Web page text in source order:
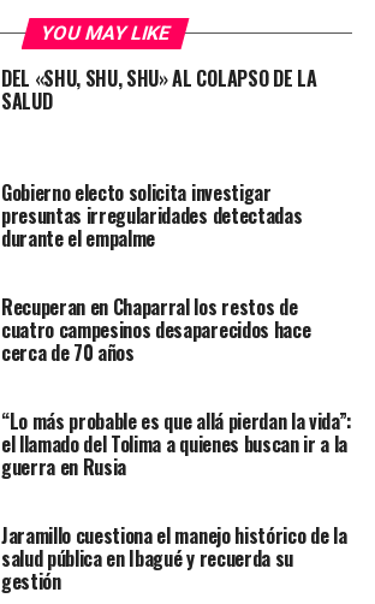
YOU MAY LIKE
DEL «SHU, SHU, SHU» AL COLAPSO DE LA
SALUD
Gobierno electo solicita investigar
presuntas irregularidades detectadas
durante el empalme
Recuperan en Chaparral los restos de
cuatro campesinos desaparecidos hace
cerca de 70 años
“Lo más probable es que allá pierdan la vida”:
el llamado del Tolima a quienes buscan ir a la
guerra en Rusia
Jaramillo cuestiona el manejo histórico de la
salud pública en Ibagué y recuerda su
gestión